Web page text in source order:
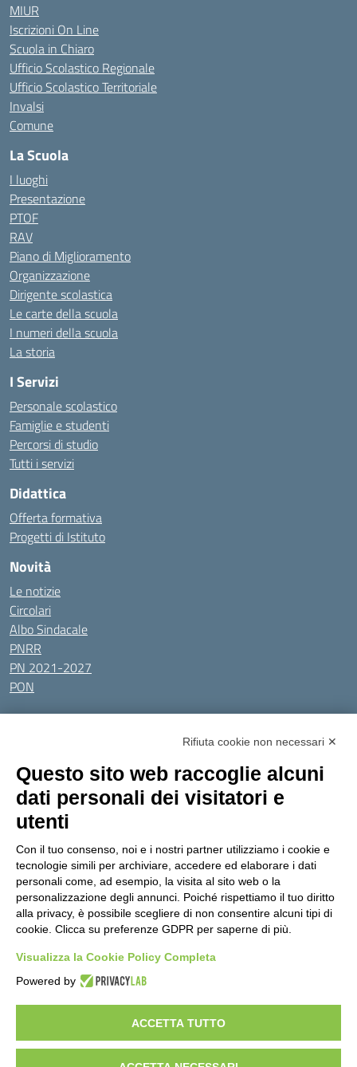
MIUR
Iscrizioni On Line
Scuola in Chiaro
Ufficio Scolastico Regionale
Ufficio Scolastico Territoriale
Invalsi
Comune
La Scuola
I luoghi
Presentazione
PTOF
RAV
Piano di Miglioramento
Organizzazione
Dirigente scolastica
Le carte della scuola
I numeri della scuola
La storia
I Servizi
Personale scolastico
Famiglie e studenti
Percorsi di studio
Tutti i servizi
Didattica
Offerta formativa
Progetti di Istituto
Novità
Le notizie
Circolari
Albo Sindacale
PNRR
PN 2021-2027
PON
Tutti gli argomenti
Amministrazione Trasparente
Privacy Policy
Dichiarazione di accessibilitàObiettivi di accessibilità
Seguici su:
Indirizzo:Via Gaetano Donizetti 30, Collegno
Centralino:0114053925 Email: toic8cg002@istruzione.it
Posta elettronica certificata (PEC):toic8cg002@pec.istruzione.it
Codice fiscale: 95641450010
Codice Indice delle Pubbliche Amministrazioni (IPA): D0ZZDV0V
Codice unico di fatturazione (CUF): FJDH3Z
Copyright 2023 © ISTITUTO COMPRENSIVO "GUGLIELMO MARCONI" |
PEC: TOIC8CG002@pec.istruzione.it
Rifiuta cookie non necessari ✕
Questo sito web raccoglie alcuni
dati personali dei visitatori e
utenti
Con il tuo consenso, noi e i nostri partner utilizziamo i cookie e
tecnologie simili per archiviare, accedere ed elaborare i dati
personali come, ad esempio, la visita al sito web o la
personalizzazione degli annunci. Poiché rispettiamo il tuo diritto
alla privacy, è possibile scegliere di non consentire alcuni tipi di
cookie. Clicca su preferenze GDPR per saperne di più.
Visualizza la Cookie Policy Completa
Powered by
ACCETTA TUTTO